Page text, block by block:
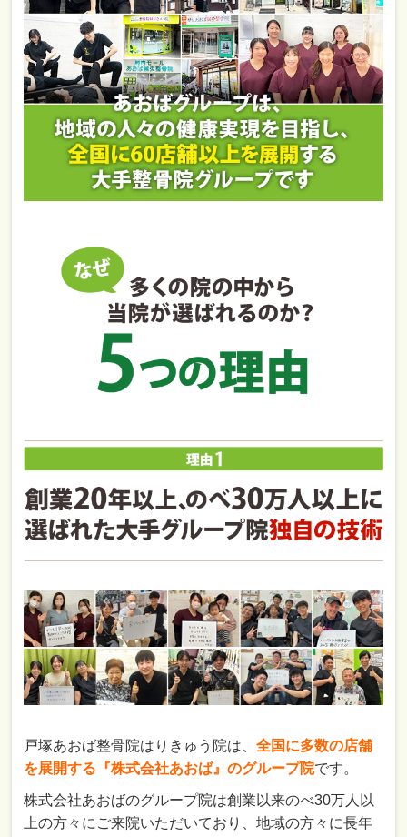
戸塚あおば整骨院はりきゅう院は、全国に多数の店舗
を展開する『株式会社あおば』のグループ院です。
株式会社あおばのグループ院は創業以来のべ30万人以
上の方々にご来院いただいており、地域の方々に長年